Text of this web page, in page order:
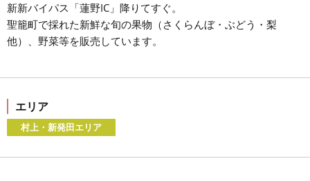
新新バイパス「蓮野IC」降りてすぐ。
聖籠町で採れた新鮮な旬の果物（さくらんぼ・ぶどう・梨
他）、野菜等を販売しています。
エリア
村上・新発田エリア